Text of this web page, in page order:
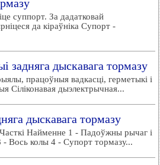
суппорт. За дадатковай
да кіраўніка Супорт -
задняга дыскавага тормазу
працоўныя вадкасці, герметыкі і
Сіліконавая дыэлектрычная...
дыскавага тормазу
Найменне 1 - Падоўжны рычаг і
Вось колы 4 - Супорт тормазу...